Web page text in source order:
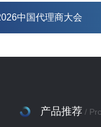
中国代理商大会
产品推荐 /